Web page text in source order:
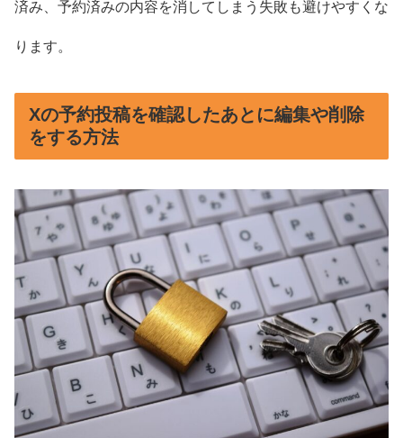
済み、予約済みの内容を消してしまう失敗も避けやすくな
ります。
Xの予約投稿を確認したあとに編集や削除
をする方法